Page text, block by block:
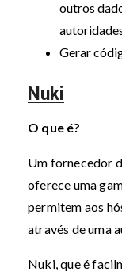
outros
Gerar
Nuki
O que é?
Um fornecedor
oferece uma
permitem aos
através de uma
Nuki, que é